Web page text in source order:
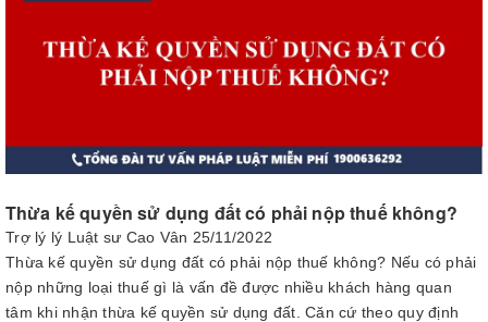
Thừa kế quyền sử dụng đất có phải nộp thuế không?
Trợ lý lý Luật sư Cao Vân 25/11/2022
Thừa kế quyền sử dụng đất có phải nộp thuế không? Nếu có phải
nộp những loại thuế gì là vấn đề được nhiều khách hàng quan
tâm khi nhận thừa kế quyền sử dụng đất. Căn cứ theo quy định